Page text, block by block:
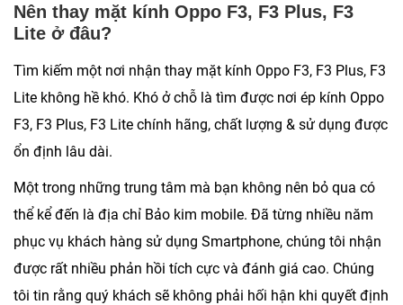
Nên thay mặt kính Oppo F3, F3 Plus, F3
Lite ở đâu?
Tìm kiếm một nơi nhận thay mặt kính Oppo F3, F3 Plus, F3
Lite không hề khó. Khó ở chỗ là tìm được nơi ép kính Oppo
F3, F3 Plus, F3 Lite chính hãng, chất lượng & sử dụng được
ổn định lâu dài.
Một trong những trung tâm mà bạn không nên bỏ qua có
thể kể đến là địa chỉ Bảo kim mobile. Đã từng nhiều năm
phục vụ khách hàng sử dụng Smartphone, chúng tôi nhận
được rất nhiều phản hồi tích cực và đánh giá cao. Chúng
tôi tin rằng quý khách sẽ không phải hối hận khi quyết định